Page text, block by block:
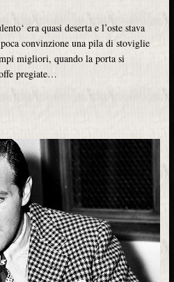
era quasi deserta e l’oste stava
convinzione una pila di stoviglie
migliori, quando la porta si
pregiate…